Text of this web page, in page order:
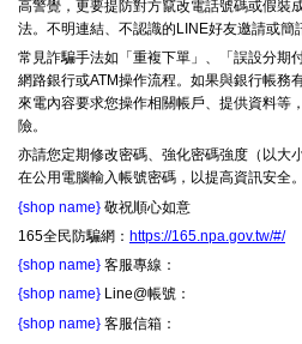
高警覺，更要提防對方竄改電話號碼或假裝
法。不明連結、不認識的LINE好友邀請或簡
常見詐騙手法如「重複下單」、「誤設分期
網路銀行或ATM操作流程。如果與銀行帳務
來電內容要求您操作相關帳戶、提供資料等
險。
亦請您定期修改密碼、強化密碼強度（以大
在公用電腦輸入帳號密碼，以提高資訊安全。
{shop name} 敬祝順心如意
165全民防騙網： https://165.npa.gov.tw/#/
{shop name} 客服專線：
{shop name} Line@帳號：
{shop name} 客服信箱：